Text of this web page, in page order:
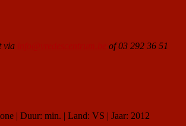
via
of 03 292 36 51
| Duur: min. | Land: VS | Jaar: 2012